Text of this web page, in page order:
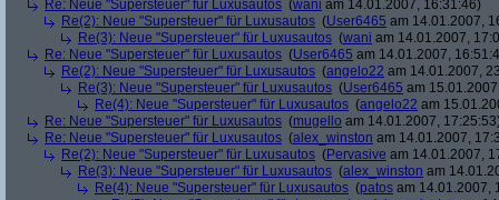
Re: Neue "Supersteuer" für Luxusautos (wani am 14.01.2007, 16:31:46)
Re(2): Neue "Supersteuer" für Luxusautos (User6465 am 14.01.2007,
Re(3): Neue "Supersteuer" für Luxusautos (wani am 14.01.2007,
Re: Neue "Supersteuer" für Luxusautos (User6465 am 14.01.2007,
Re(2): Neue "Supersteuer" für Luxusautos (angelo22 am 14.01.2007,
Re(3): Neue "Supersteuer" für Luxusautos (User6465 am
Re(4): Neue "Supersteuer" für Luxusautos (angelo22 am
Re: Neue "Supersteuer" für Luxusautos (mugello am 14.01.2007,
Re: Neue "Supersteuer" für Luxusautos (alex_winston am 14.01.2007,
Re(2): Neue "Supersteuer" für Luxusautos (Pervasive am 14.01.2007,
Re(3): Neue "Supersteuer" für Luxusautos (alex_winston am
Re(4): Neue "Supersteuer" für Luxusautos (patos am 14.01.2007,